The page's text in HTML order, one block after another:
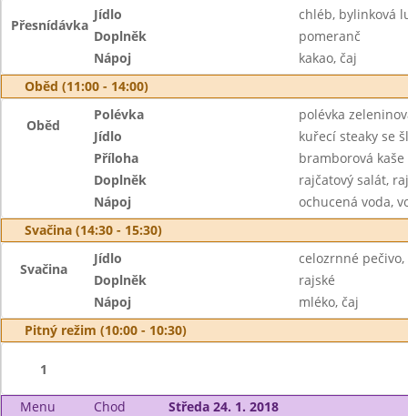
Přesnídávka
Jídlo
chléb, bylinková
Doplněk
pomeranč
Nápoj
kakao, čaj
Oběd (11:00 - 14:00)
Oběd
Polévka
polévka
Jídlo
kuřecí steaky se
Příloha
bramborová kaše
Doplněk
rajčatový salát,
Nápoj
ochucená voda,
Svačina (14:30 - 15:30)
Svačina
Jídlo
celozrnné pečivo,
Doplněk
rajské
Nápoj
mléko, čaj
Pitný režim (10:00 - 10:30)
1
Menu Chod
Středa 24. 1. 2018